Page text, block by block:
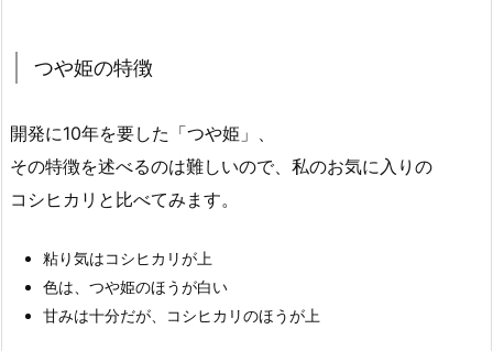
つや姫の特徴
開発に10年を要した「つや姫」、
その特徴を述べるのは難しいので、私のお気に入りの
コシヒカリと比べてみます。
粘り気はコシヒカリが上
色は、つや姫のほうが白い
甘みは十分だが、コシヒカリのほうが上